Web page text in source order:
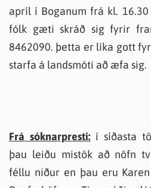
apríl í Boganum frá kl.
fólk gæti skráð sig fyrir
8462090. þetta er líka gott
starfa á landsmóti að æfa sig.
Frá sóknarpresti:í síðasta
þau leiðu mistök að nöfn
féllu niður en þau eru